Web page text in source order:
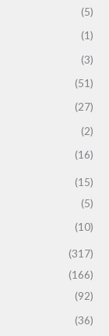
(5)
(1)
(3)
(51)
(27)
(2)
(16)
(15)
(5)
(10)
(317)
(166)
(92)
(36)